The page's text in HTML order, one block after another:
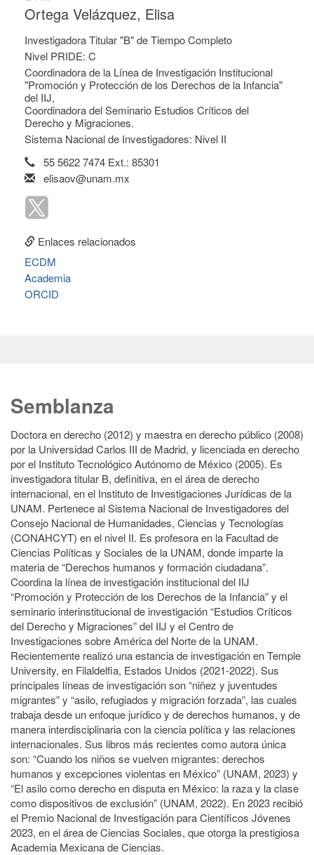
Ortega Velázquez, Elisa
Investigadora Titular "B" de Tiempo Completo
Nivel PRIDE: C
Coordinadora de la Línea de Investigación Institucional
"Promoción y Protección de los Derechos de la Infancia"
del IIJ,
Coordinadora del Seminario Estudios Críticos del
Derecho y Migraciones.
Sistema Nacional de Investigadores: Nivel II
55 5622 7474 Ext.: 85301
elisaov@unam.mx
Enlaces relacionados
ECDM
Academia
ORCID
Semblanza
Doctora en derecho (2012) y maestra en derecho público (2008)
por la Universidad Carlos III de Madrid, y licenciada en derecho
por el Instituto Tecnológico Autónomo de México (2005). Es
investigadora titular B, definitiva, en el área de derecho
internacional, en el Instituto de Investigaciones Jurídicas de la
UNAM. Pertenece al Sistema Nacional de Investigadores del
Consejo Nacional de Humanidades, Ciencias y Tecnologías
(CONAHCYT) en el nivel II. Es profesora en la Facultad de
Ciencias Políticas y Sociales de la UNAM, donde imparte la
materia de “Derechos humanos y formación ciudadana”.
Coordina la línea de investigación institucional del IIJ
“Promoción y Protección de los Derechos de la Infancia” y el
seminario interinstitucional de investigación “Estudios Críticos
del Derecho y Migraciones” del IIJ y el Centro de
Investigaciones sobre América del Norte de la UNAM.
Recientemente realizó una estancia de investigación en Temple
University, en Filaldelfia, Estados Unidos (2021-2022). Sus
principales líneas de investigación son “niñez y juventudes
migrantes” y “asilo, refugiados y migración forzada”, las cuales
trabaja desde un enfoque jurídico y de derechos humanos, y de
manera interdisciplinaria con la ciencia política y las relaciones
internacionales. Sus libros más recientes como autora única
son: “Cuando los niños se vuelven migrantes: derechos
humanos y excepciones violentas en México” (UNAM, 2023) y
“El asilo como derecho en disputa en México: la raza y la clase
como dispositivos de exclusión” (UNAM, 2022). En 2023 recibió
el Premio Nacional de Investigación para Científicos Jóvenes
2023, en el área de Ciencias Sociales, que otorga la prestigiosa
Academia Mexicana de Ciencias.